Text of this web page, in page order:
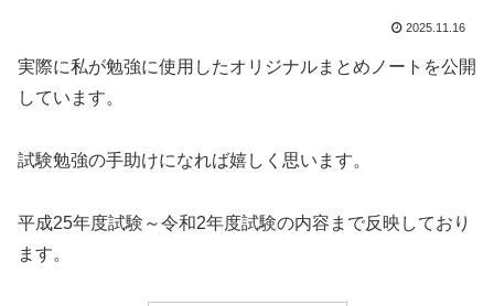
2025.11.16
実際に私が勉強に使用したオリジナルまとめノートを公開
しています。
試験勉強の手助けになれば嬉しく思います。
平成25年度試験～令和2年度試験の内容まで反映しており
ます。